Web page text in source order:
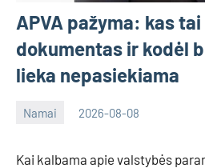
APVA pažyma: kas
dokumentas ir kodėl
lieka nepasiekiama
Namai 2026-08-08
Kai kalbama apie valstybės